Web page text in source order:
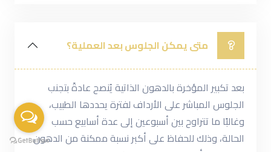
متى يمكن الجلوس بعد العملية؟
بعد تكبير المؤخرة بالدهون الذاتية يُنصح عادةً بتجنب
الجلوس المباشر على الأرداف لفترة يحددها الطبيب،
وغالبًا ما تتراوح بين أسبوعين إلى عدة أسابيع حسب
الحالة، وذلك للحفاظ على أكبر نسبة ممكنة من الدهون